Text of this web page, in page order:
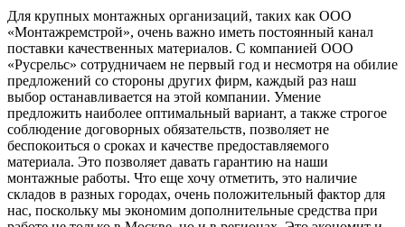
Для крупных монтажных организаций, таких как ООО
«Монтажремстрой», очень важно иметь постоянный канал
поставки качественных материалов. С компанией ООО
«Русрельс» сотрудничаем не первый год и несмотря на обилие
предложений со стороны других фирм, каждый раз наш
выбор останавливается на этой компании. Умение
предложить наиболее оптимальный вариант, а также строгое
соблюдение договорных обязательств, позволяет не
беспокоиться о сроках и качестве предоставляемого
материала. Это позволяет давать гарантию на наши
монтажные работы. Что еще хочу отметить, это наличие
складов в разных городах, очень положительный фактор для
нас, поскольку мы экономим дополнительные средства при